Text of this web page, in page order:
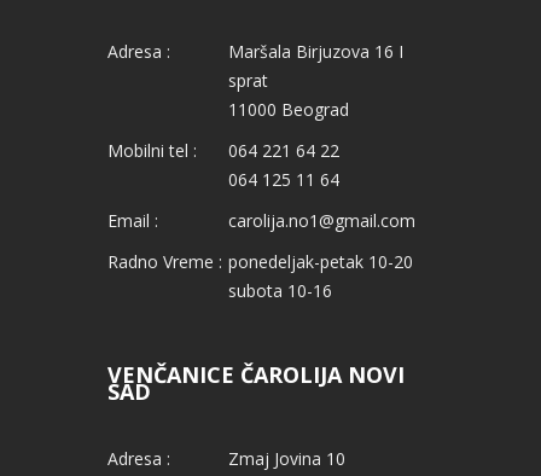
Adresa :
Maršala Birjuzova 16 I
sprat
11000 Beograd
Mobilni tel :
064 221 64 22
064 125 11 64
Email :
carolija.no1@gmail.com
Radno Vreme : ponedeljak-petak 10-20
subota 10-16
VENČANICE ČAROLIJA NOVI
SAD
Adresa :
Zmaj Jovina 10